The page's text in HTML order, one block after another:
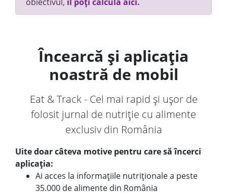
Încearcă și aplicația
noastră de mobil
Eat & Track - Cel mai rapid și ușor de
folosit jurnal de nutriție cu alimente
exclusiv din România
Uite doar câteva motive pentru care să încerci
aplicația:
Ai acces la informațiile nutriționale a peste
35.000 de alimente din România